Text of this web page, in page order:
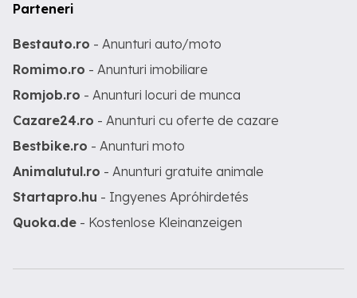
Parteneri
Bestauto.ro - Anunturi auto/moto
Romimo.ro - Anunturi imobiliare
Romjob.ro - Anunturi locuri de munca
Cazare24.ro - Anunturi cu oferte de cazare
Bestbike.ro - Anunturi moto
Animalutul.ro - Anunturi gratuite animale
Startapro.hu - Ingyenes Apróhirdetés
Quoka.de - Kostenlose Kleinanzeigen